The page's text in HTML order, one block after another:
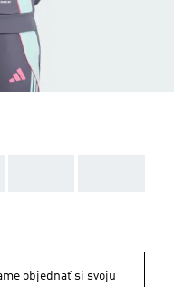
objednať si svoju